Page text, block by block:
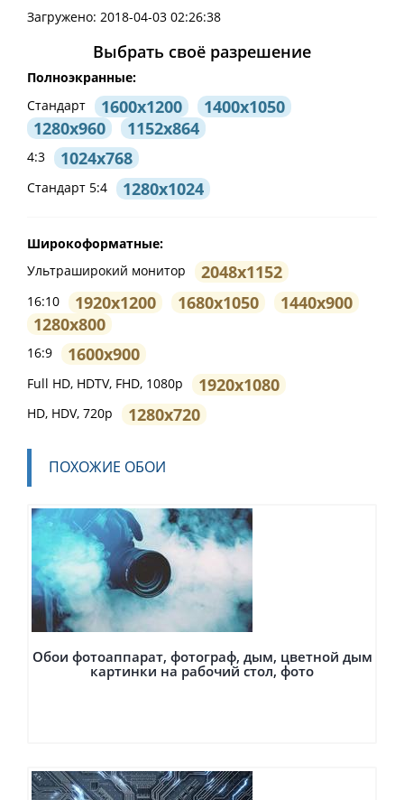
Загружено: 2018-04-03 02:26:38
Выбрать своё разрешение
Полноэкранные:
Стандарт
1600x1200
1400x1050
1280x960
1152x864
4:3 1024x768
Стандарт 5:4 1280x1024
Широкоформатные:
Ультраширокий монитор
2048x1152
16:10 1920x1200 1680x1050
1440x900
1280x800
16:9 1600x900
Full HD, HDTV, FHD, 1080p 1920x1080
HD, HDV, 720p 1280x720
ПОХОЖИЕ ОБОИ
Обои фотоаппарат, фотограф, дым, цветной дым
картинки на рабочий стол, фото